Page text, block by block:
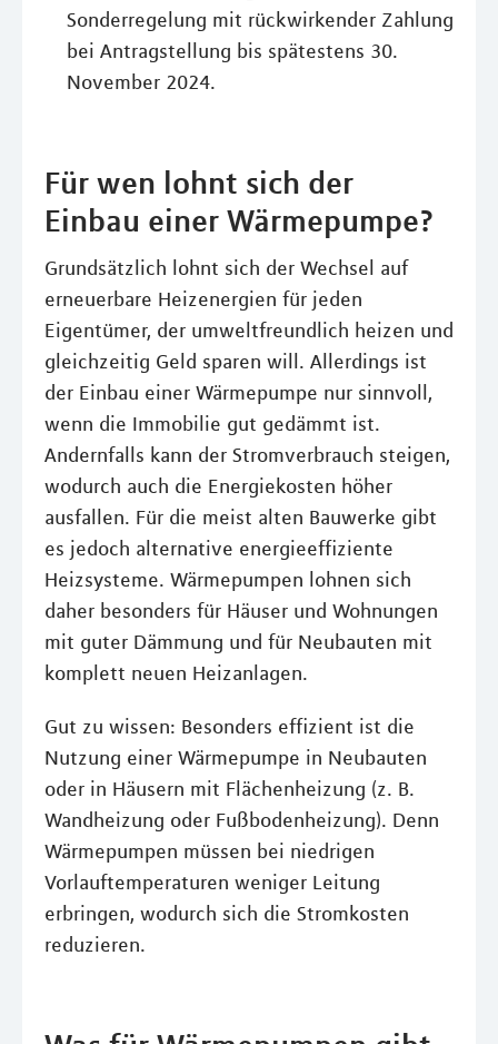
Sonderregelung mit rückwirkender Zahlung
bei Antragstellung bis spätestens 30.
November 2024.
Für wen lohnt sich der
Einbau einer Wärmepumpe?
Grundsätzlich lohnt sich der Wechsel auf
erneuerbare Heizenergien für jeden
Eigentümer, der umweltfreundlich heizen und
gleichzeitig Geld sparen will. Allerdings ist
der Einbau einer Wärmepumpe nur sinnvoll,
wenn die Immobilie gut gedämmt ist.
Andernfalls kann der Stromverbrauch steigen,
wodurch auch die Energiekosten höher
ausfallen. Für die meist alten Bauwerke gibt
es jedoch alternative energieeffiziente
Heizsysteme. Wärmepumpen lohnen sich
daher besonders für Häuser und Wohnungen
mit guter Dämmung und für Neubauten mit
komplett neuen Heizanlagen.
Gut zu wissen: Besonders effizient ist die
Nutzung einer Wärmepumpe in Neubauten
oder in Häusern mit Flächenheizung (z. B.
Wandheizung oder Fußbodenheizung). Denn
Wärmepumpen müssen bei niedrigen
Vorlauftemperaturen weniger Leitung
erbringen, wodurch sich die Stromkosten
reduzieren.